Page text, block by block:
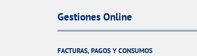
Gestiones Online
FACTURAS, PAGOS Y CONSUMOS